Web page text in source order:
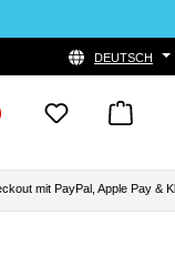
DEUTSCH
mit PayPal, Apple Pay &